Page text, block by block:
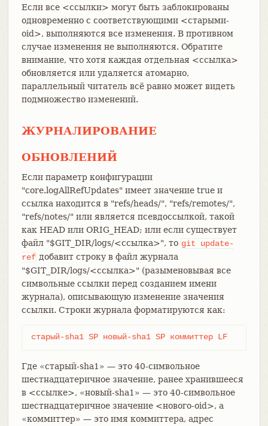
Если все <ссылки> могут быть заблокированы
одновременно с соответствующими <старыми-
oid>, выполняются все изменения. В противном
случае изменения не выполняются. Обратите
внимание, что хотя каждая отдельная <ссылка>
обновляется или удаляется атомарно,
параллельный читатель всё равно может видеть
подмножество изменений.
ЖУРНАЛИРОВАНИЕ
ОБНОВЛЕНИЙ
Если параметр конфигурации
"core.logAllRefUpdates" имеет значение true и
ссылка находится в "refs/heads/", "refs/remotes/",
"refs/notes/" или является псевдоссылкой, такой
как HEAD или ORIG_HEAD; или если существует
файл "$GIT_DIR/logs/<ссылка>", то git
update-
ref добавит строку в файл журнала
"$GIT_DIR/logs/<ссылка>" (разыменовывая все
символьные ссылки перед созданием имени
журнала), описывающую изменение значения
ссылки. Строки журнала форматируются как:
старый-sha1 SP новый-sha1 SP коммиттер LF
Где «старый-sha1» — это 40-символьное
шестнадцатеричное значение, ранее хранившееся
в <ссылке>, «новый-sha1» — это 40-символьное
шестнадцатеричное значение <нового-oid>, а
«коммиттер» — это имя коммиттера, адрес